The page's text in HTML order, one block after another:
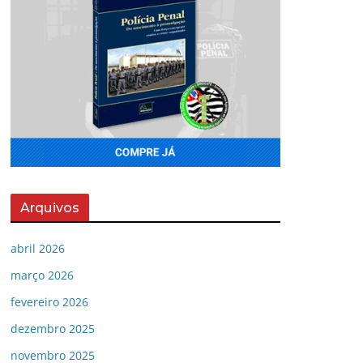
Arquivos
abril 2026
março 2026
fevereiro 2026
dezembro 2025
novembro 2025